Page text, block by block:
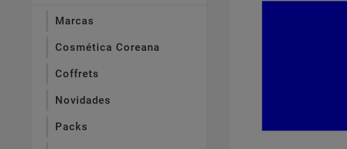
Marcas
Cosmética Coreana
Coffrets
Novidades
Packs